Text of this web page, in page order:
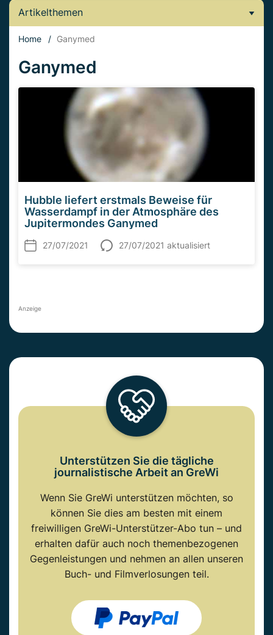
Artikelthemen
Home / Ganymed
Ganymed
Hubble liefert erstmals Beweise für
Wasserdampf in der Atmosphäre des
Jupitermondes Ganymed
27/07/2021 27/07/2021 aktualisiert
Anzeige
Unterstützen Sie die tägliche
journalistische Arbeit an GreWi
Wenn Sie GreWi unterstützen möchten, so
können Sie dies am besten mit einem
freiwilligen GreWi-Unterstützer-Abo tun – und
erhalten dafür auch noch themenbezogenen
Gegenleistungen und nehmen an allen unseren
Buch- und Filmverlosungen teil.